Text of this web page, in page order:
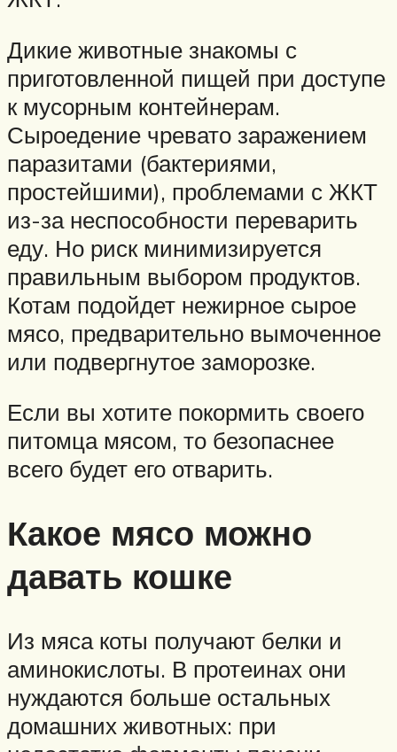
Дикие животные знакомы с
приготовленной пищей при доступе
к мусорным контейнерам.
Сыроедение чревато заражением
паразитами (бактериями,
простейшими), проблемами с ЖКТ
из-за неспособности переварить
еду. Но риск минимизируется
правильным выбором продуктов.
Котам подойдет нежирное сырое
мясо, предварительно вымоченное
или подвергнутое заморозке.
Если вы хотите покормить своего
питомца мясом, то безопаснее
всего будет его отварить.
Какое мясо можно
давать кошке
Из мяса коты получают белки и
аминокислоты. В протеинах они
нуждаются больше остальных
домашних животных: при